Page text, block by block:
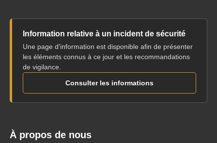
Information relative à un incident de sécurité
Une page d'information est disponible afin de présenter
les éléments connus à ce jour et les recommandations
de vigilance.
Consulter les informations
À propos de nous